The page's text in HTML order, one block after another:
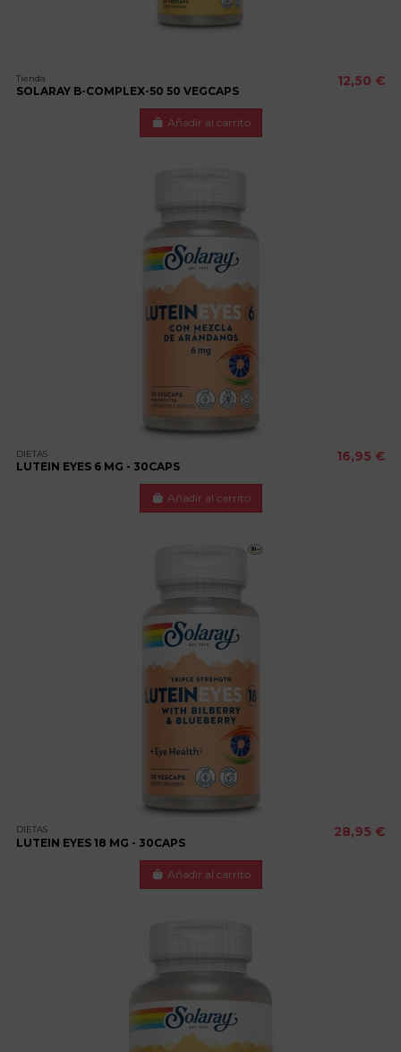
Tienda
SOLARAY B-COMPLEX-50 50 VEGCAPS
12,50 €
Añadir al carrito
DIETAS
LUTEIN EYES 6 MG - 30CAPS
16,95 €
Añadir al carrito
DIETAS
LUTEIN EYES 18 MG - 30CAPS
28,95 €
Añadir al carrito